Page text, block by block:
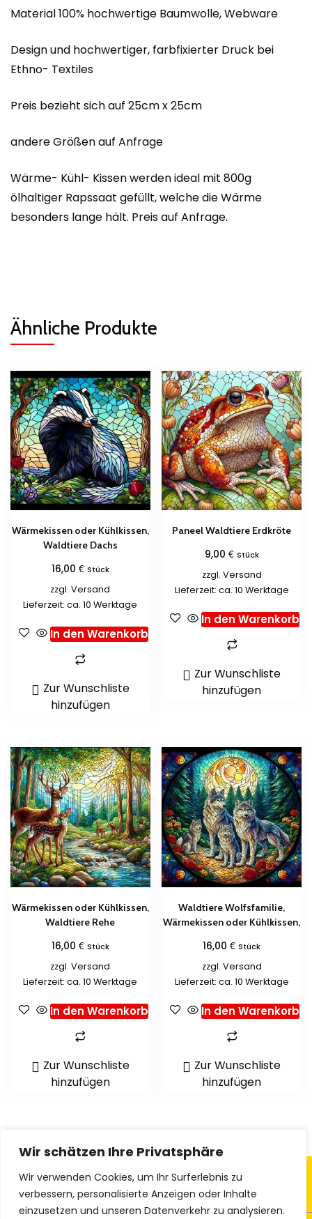
Wir schätzen Ihre Privatsphäre
Wir verwenden Cookies, um Ihr Surferlebnis zu
verbessern, personalisierte Anzeigen oder Inhalte
einzusetzen und unseren Datenverkehr zu analysieren.
Material 100% hochwertige Baumwolle, Webware
Design und hochwertiger, farbfixierter Druck bei
Ethno- Textiles
Preis bezieht sich auf 25cm x 25cm
andere Größen auf Anfrage
Wärme- Kühl- Kissen werden ideal mit 800g
ölhaltiger Rapssaat gefüllt, welche die Wärme
besonders lange hält. Preis auf Anfrage.
Ähnliche Produkte
Wärmekissen oder Kühlkissen,
Waldtiere Dachs
16,00 € Stück
zzgl.Versand
Lieferzeit: ca. 10 Werktage
In den Warenkorb
Zur Wunschliste
hinzufügen
Paneel Waldtiere Erdkröte
9,00 € Stück
zzgl. Versand
Lieferzeit: ca. 10 Werktage
In den Warenkorb
Zur Wunschliste
hinzufügen
Wärmekissen oder Kühlkissen,
Waldtiere Rehe
16,00 € Stück
zzgl.Versand
Lieferzeit: ca. 10 Werktage
In den Warenkorb
Zur Wunschliste
hinzufügen
Waldtiere Wolfsfamilie,
Wärmekissen oder Kühlkissen,
16,00€ Stück
zzgl. Versand
Lieferzeit: ca. 10 Werktage
In den Warenkorb
Zur Wunschliste
hinzufügen